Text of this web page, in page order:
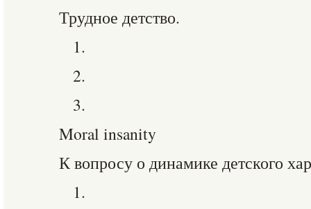
Трудное детство.
1.
2.
3.
Moral insanity
К вопросу о динамике детского
1.